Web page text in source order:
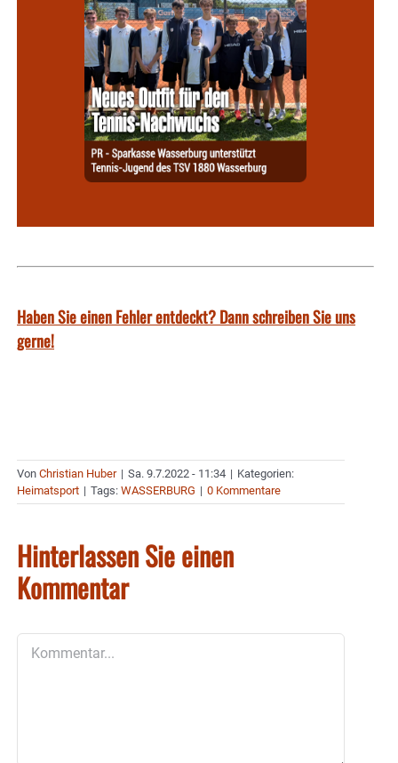
Haben Sie einen Fehler entdeckt? Dann schreiben Sie uns
gerne!
Von Christian Huber | Sa. 9.7.2022 - 11:34 | Kategorien:
Heimatsport | Tags: WASSERBURG | 0 Kommentare
Hinterlassen Sie einen
Kommentar